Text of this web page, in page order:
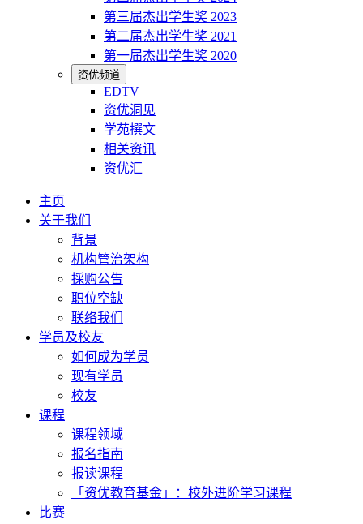
第三届杰出学生奖 2023
第二届杰出学生奖 2021
第一届杰出学生奖 2020
资优频道
EDTV
资优洞见
学苑撰文
相关资讯
资优汇
主页
关于我们
背景
机构管治架构
採购公告
职位空缺
联络我们
学员及校友
如何成为学员
现有学员
校友
课程
课程领域
报名指南
报读课程
「资优教育基金」：校外进阶学习课程
比赛